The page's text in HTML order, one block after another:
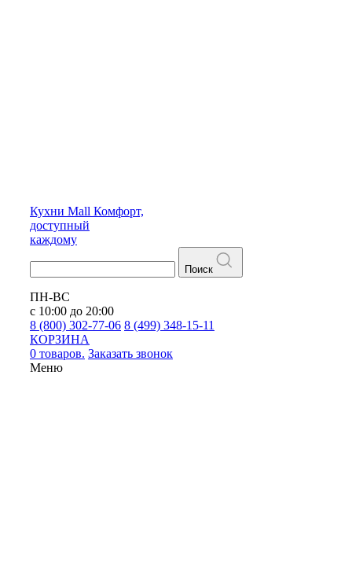
Кухни Mall Комфорт,
доступный
каждому
Поиск
ПН-ВС
с 10:00 до 20:00
8 (800) 302-77-06 8 (499) 348-15-11
КОРЗИНА
0 товаров. Заказать звонок
Меню